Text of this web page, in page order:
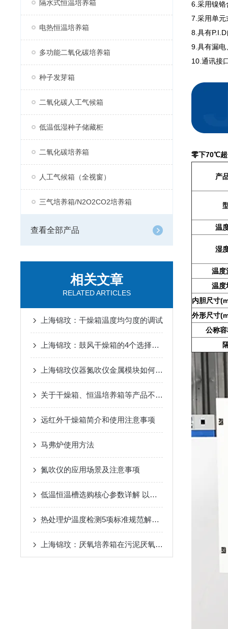
隔水式恒温培养箱
电热恒温培养箱
多功能二氧化碳培养箱
种子发芽箱
二氧化碳人工气候箱
低温低湿种子储藏柜
二氧化碳培养箱
人工气候箱（全视窗）
三气培养箱/N2O2CO2培养箱
查看全部产品
相关文章
RELATED ARTICLES
上海锦玟：干燥箱温度均匀度的调试
上海锦玟：鼓风干燥箱的4个选择技巧
上海锦玟仪器氮吹仪金属模块如何更换?
关于干燥箱、恒温培养箱等产品不作为医疗器械产品管理的说明
远红外干燥箱简介和使用注意事项
马弗炉使用方法
氮吹仪的应用场景及注意事项
低温恒温槽选购核心参数详解 以上海锦玟仪器为例
热处理炉温度检测5项标准规范解读四
上海锦玟：厌氧培养箱在污泥厌氧消化实验中的应用
6.采用镍铬
7.采用单元
8.具有
9.具有漏电
10.通讯接
零下70℃超
产
温
湿
温度
温度
内胆尺寸
外形尺寸
公称